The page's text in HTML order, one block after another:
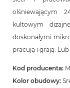
olśniewającym
kultowym
doskonałymi
pracują i grają.
Kod producenta:
Kolor obudowy: